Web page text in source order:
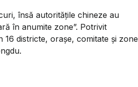
însă autoritățile chineze au
în anumite zone”. Potrivit
districte, orașe, comitate și zone